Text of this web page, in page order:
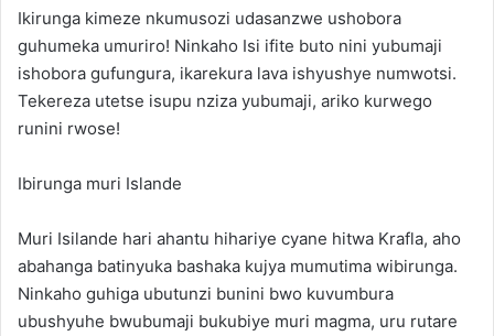
Ikirunga kimeze nkumusozi udasanzwe ushobora
guhumeka umuriro! Ninkaho Isi ifite buto nini yubumaji
ishobora gufungura, ikarekura lava ishyushye numwotsi.
Tekereza utetse isupu nziza yubumaji, ariko kurwego
runini rwose!
Ibirunga muri Islande
Muri Isilande hari ahantu hihariye cyane hitwa Krafla, aho
abahanga batinyuka bashaka kujya mumutima wibirunga.
Ninkaho guhiga ubutunzi bunini bwo kuvumbura
ubushyuhe bwubumaji bukubiye muri magma, uru rutare